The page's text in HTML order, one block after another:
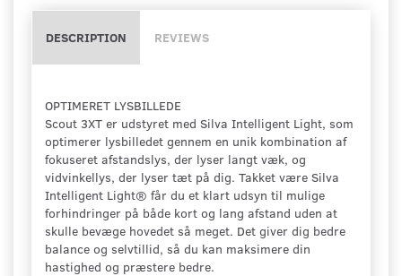
DESCRIPTION REVIEWS
OPTIMERET LYSBILLEDE
Scout 3XT er udstyret med Silva Intelligent Light, som
optimerer lysbilledet gennem en unik kombination af
fokuseret afstandslys, der lyser langt væk, og
vidvinkellys, der lyser tæt på dig. Takket være Silva
Intelligent Light® får du et klart udsyn til mulige
forhindringer på både kort og lang afstand uden at
skulle bevæge hovedet så meget. Det giver dig bedre
balance og selvtillid, så du kan maksimere din
hastighed og præstere bedre.